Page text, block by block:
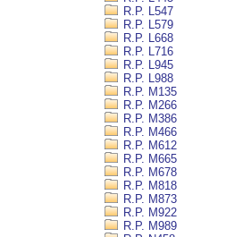
R.P. L547
R.P. L579
R.P. L668
R.P. L716
R.P. L945
R.P. L988
R.P. M135
R.P. M266
R.P. M386
R.P. M466
R.P. M612
R.P. M665
R.P. M678
R.P. M818
R.P. M873
R.P. M922
R.P. M989